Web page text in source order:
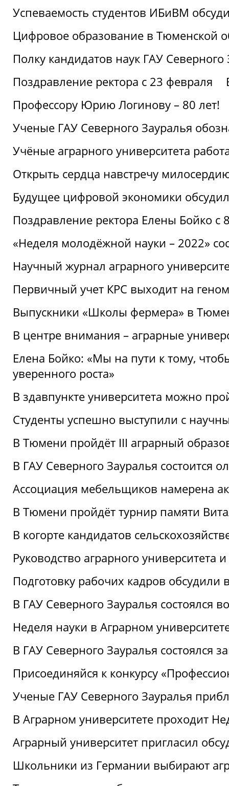
Успеваемость студентов ИБиВМ
Цифровое образование в Тюменской
Полку кандидатов наук ГАУ
Поздравление ректора с 23 февраля
Профессору Юрию Логинову – 80 лет!
Ученые ГАУ Северного Зауралья
Учёные аграрного университета
Открыть сердца навстречу
Будущее цифровой экономики
Поздравление ректора Елены Бойко с
«Неделя молодёжной науки – 2022»
Научный журнал аграрного
Первичный учет КРС выходит на
Выпускники «Школы фермера» в
В центре внимания – аграрные
Елена Бойко: «Мы на пути к тому,
уверенного роста»
В здавпункте университета можно
Студенты успешно выступили с
В Тюмени пройдёт III аграрный
В ГАУ Северного Зауралья состоится
Ассоциация мебельщиков намерена
В Тюмени пройдёт турнир памяти
В когорте кандидатов
Руководство аграрного
Подготовку рабочих кадров
В ГАУ Северного Зауралья состоялся
Неделя науки в Аграрном
В ГАУ Северного Зауралья
Присоединяйся к конкурсу
Ученые ГАУ Северного Зауралья
В Аграрном университете проходит
Аграрный университет пригласил
Школьники из Германии выбирают